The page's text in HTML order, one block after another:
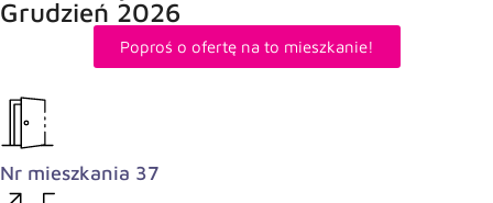
Grudzień 2026
Poproś o ofertę na to mieszkanie!
Nr mieszkania 37